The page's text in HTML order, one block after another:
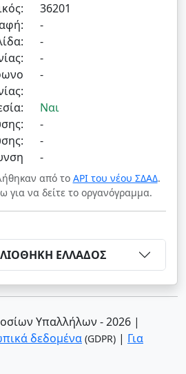
36201
-
-
-
-
Ναι
-
-
-
από το API του νέου ΣΔΑΔ.
για να δείτε το οργανόγραμμα.
ΕΛΛΑΔΟΣ
Υπαλλήλων - 2026 |
δεδομένα (GDPR) | Για